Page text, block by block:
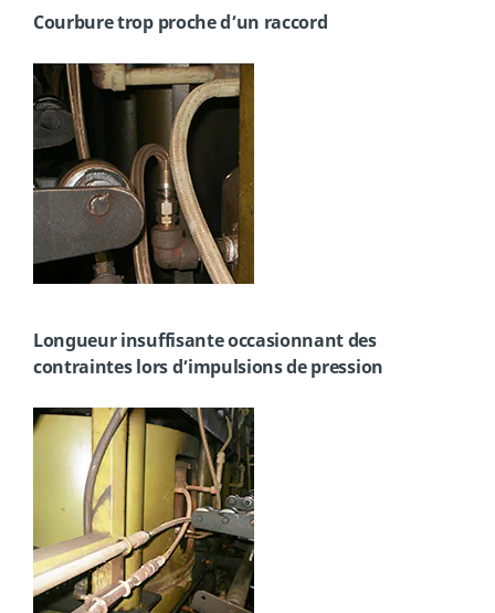
Courbure trop proche d’un raccord
Longueur insuffisante occasionnant des
contraintes lors d’impulsions de pression